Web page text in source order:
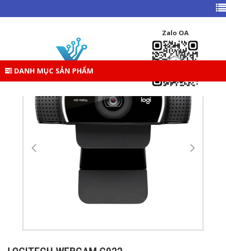
Zalo OA
DANH MỤC SẢN PHẨM
TRANG CHỦ
DANH MỤC SẢN PHẨM
LOGITECH WEBCAM C922